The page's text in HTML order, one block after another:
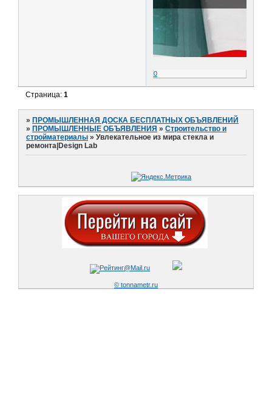
0
Страница:1
» ПРОМЫШЛЕННАЯ ДОСКА БЕСПЛАТНЫХ ОБЪЯВЛЕНИЙ
» ПРОМЫШЛЕННЫЕ ОБЪЯВЛЕНИЯ »Строительство и
стройматериалы »Увлекательное из мира стекла и
ремонта|Design Lab
© tonnametr.ru